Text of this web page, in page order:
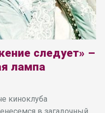
следует» –
лампа
киноклуба